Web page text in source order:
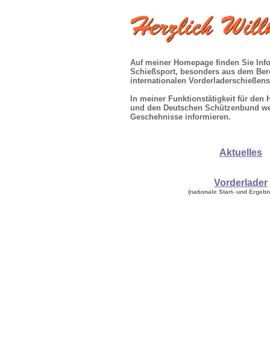
Auf meiner Homepage finden Sie
Schießsport, besonders aus dem
internationalen
In meiner Funktionstätigkeit für den
und den Deutschen Schützenbund
Geschehnisse informieren.
Aktuelles
Vorderlader
(nationale Start- und